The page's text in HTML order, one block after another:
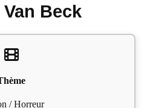
Beck
/ Horreur